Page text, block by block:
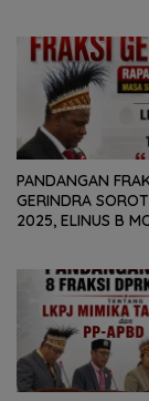
PENURUNAN
PANDANGAN
GERINDRA
2025, ELINUS B
TETAPI SEJAUH
MAMPU
KEBUTUHAN